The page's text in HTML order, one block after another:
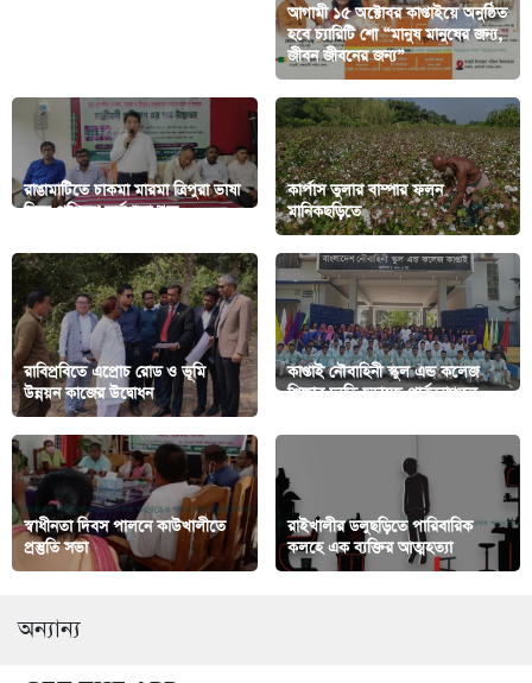
আগামী ১৫ অক্টোবর কাপ্তাইয়ে অনুষ্ঠিত
হবে চ্যারিটি শো “মানুষ মানুষের জন্য,
জীবন জীবনের জন্য”
রাঙামাটিতে চাকমা মারমা ত্রিপুরা ভাষা
নিয়ে প্রশিক্ষণ কর্মশালা শুরু
কার্পাস তুলার বাম্পার ফলন
মানিকছড়িতে
রাবিপ্রবিতে এপ্রোচ রোড ও ভূমি
উন্নয়ন কাজের উদ্বোধন
কাপ্তাই নৌবাহিনী স্কুল এন্ড কলেজ
শিক্ষার দ্যুতি ছড়াচ্ছে পার্বত্যাঞ্চলে
স্বাধীনতা দিবস পালনে কাউখালীতে
প্রস্তুতি সভা
রাইখালীর ডলুছড়িতে পারিবারিক
কলহে এক ব্যক্তির আত্মহত্যা
অন্যান্য